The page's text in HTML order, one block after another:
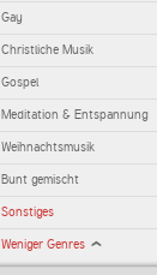
Gay
Christliche Musik
Gospel
Meditation & Entspannung
Weihnachtsmusik
Bunt gemischt
Sonstiges
Weniger Genres